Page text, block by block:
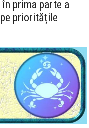
prima parte a
prioritățile